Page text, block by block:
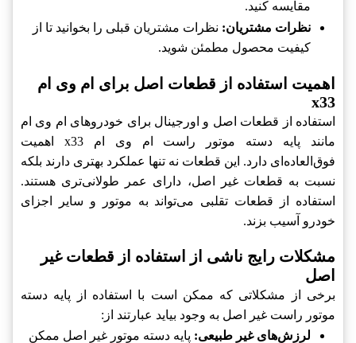
مقایسه کنید.
نظرات مشتریان: نظرات مشتریان قبلی را بخوانید تا از
کیفیت محصول مطمئن شوید.
اهمیت استفاده از قطعات اصل برای ام وی ام
x33
استفاده از قطعات اصل و اورجینال برای خودروهای ام وی ام
مانند پایه دسته موتور راست ام وی ام x33 اهمیت
فوق‌العاده‌ای دارد. این قطعات نه تنها عملکرد بهتری دارند بلکه
نسبت به قطعات غیر اصل، دارای عمر طولانی‌تری هستند.
استفاده از قطعات تقلبی می‌تواند به موتور و سایر اجزای
خودرو آسیب بزند.
مشکلات رایج ناشی از استفاده از قطعات غیر
اصل
برخی از مشکلاتی که ممکن است با استفاده از پایه دسته
موتور راست غیر اصل به وجود بیاید عبارتند از:
لرزش‌های غیر طبیعی: پایه دسته موتور غیر اصل ممکن